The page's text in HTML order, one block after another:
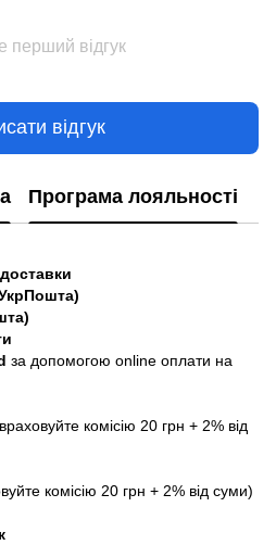
перший відгук
відгук
Програма лояльності
за допомогою online оплати на
комісію 20 грн + 2% від
комісію 20 грн + 2% від суми)